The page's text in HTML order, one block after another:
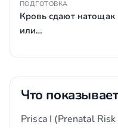
ПОДГОТОВКА
Кровь сдают натощак
или…
Что
Prisca I (Prenatal